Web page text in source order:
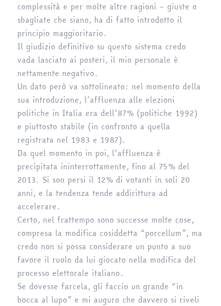
complessità e per molte altre ragioni – giuste o
sbagliate che siano, ha di fatto introdotto il
principio maggioritario.
Il giudizio definitivo su questo sistema credo
vada lasciato ai posteri, il mio personale è
nettamente negativo.
Un dato però va sottolineato: nel momento della
sua introduzione, l’affluenza alle elezioni
politiche in Italia era dell’87% (politiche 1992)
e piuttosto stabile (in confronto a quella
registrata nel 1983 e 1987).
Da quel momento in poi, l’affluenza è
precipitata ininterrottamente, fino al 75% del
2013. Si son persi il 12% di votanti in soli 20
anni, e la tendenza tende addirittura ad
accelerare.
Certo, nel frattempo sono successe molte cose,
compresa la modifica cosiddetta “porcellum”, ma
credo non si possa considerare un punto a suo
favore il ruolo da lui giocato nella modifica del
processo elettorale italiano.
Se dovesse farcela, gli faccio un grande “in
bocca al lupo” e mi auguro che davvero si riveli